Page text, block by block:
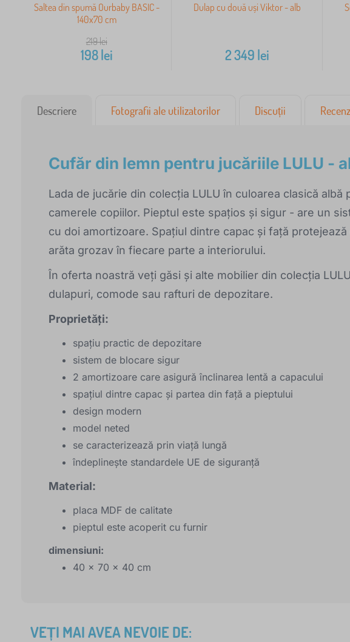
Saltea din spumă Ourbaby BASIC -
140x70 cm
219lei
198lei
Dulap cu două uși Viktor - alb
2 349 lei
Descriere Fotografii ale utilizatorilor Discuții
Cufăr din lemn pentru jucăriile LULU -
Lada de jucărie din colecția LULU în culoarea clasică albă
camerele copiilor. Pieptul este spațios și sigur - are un
cu doi amortizoare. Spațiul dintre capac și față
arăta grozav în fiecare parte a interiorului.
În oferta noastră veți găsi și alte mobilier din colecția
dulapuri, comode sau rafturi de depozitare.
Proprietăți:
spațiu practic de depozitare
sistem de blocare sigur
2 amortizoare care asigură înclinarea lentă a capacului
spațiul dintre capac și partea din față a pieptului
design modern
model neted
se caracterizează prin viață lungă
îndeplinește standardele UE de siguranță
Material:
placa MDF de calitate
pieptul este acoperit cu furnir
dimensiuni:
40 x 70 x 40 cm
VEȚI MAI AVEA NEVOIE DE: